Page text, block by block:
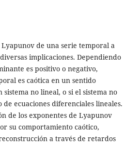
de una serie temporal a
implicaciones. Dependiendo
es positivo o negativo,
es caótica en un sentido
no lineal, o si el sistema no
ecuaciones diferenciales lineales.
de los exponentes de Lyapunov
su comportamiento caótico,
a través de retardos